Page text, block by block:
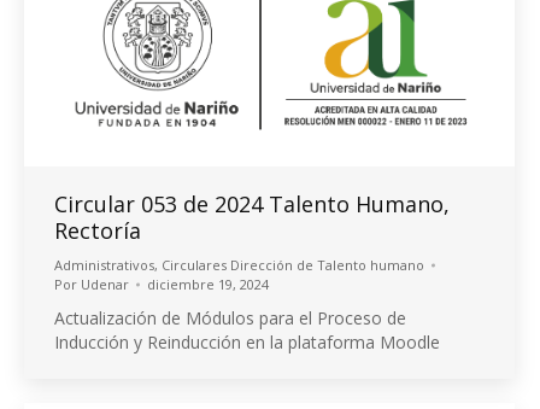
Circular 053 de 2024 Talento Humano,
Rectoría
Administrativos, Circulares Dirección de Talento humano
Por Udenar diciembre 19, 2024
Actualización de Módulos para el Proceso de
Inducción y Reinducción en la plataforma Moodle